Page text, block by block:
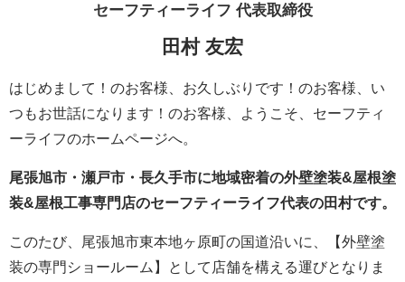
セーフティーライフ 代表取締役
田村 友宏
はじめまして！のお客様、お久しぶりです！のお客様、い
つもお世話になります！のお客様、ようこそ、セーフティ
ーライフのホームページへ。
尾張旭市・瀬戸市・長久手市に地域密着の外壁塗装&屋根塗
装&屋根工事専門店のセーフティーライフ代表の田村です。
このたび、尾張旭市東本地ヶ原町の国道沿いに、【外壁塗
装の専門ショールーム】として店舗を構える運びとなりま